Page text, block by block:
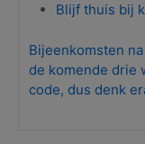
Blijf thuis bij
Bijeenkomsten
de komende drie
code, dus denk